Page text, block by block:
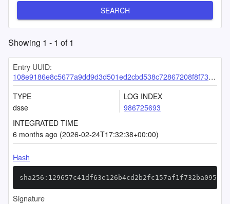
SEARCH
Showing 1 - 1 of1
Entry UUID:
108e9186e8c5677a9dd9d3d501ed2cbd538c72867208f8f734cda37ebc656aee7f8965a284a1dd14
TYPE
dsse
LOG INDEX
986725693
INTEGRATED TIME
6 months ago (2026-02-24T17:32:38+00:00)
Hash
Signature